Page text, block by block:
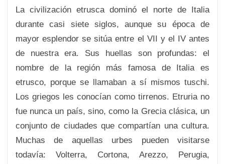
La civilización etrusca dominó el norte de Italia
durante casi siete siglos, aunque su época de
mayor esplendor se sitúa entre el VII y el IV antes
de nuestra era. Sus huellas son profundas: el
nombre de la región más famosa de Italia es
etrusco, porque se llamaban a sí mismos tuschi.
Los griegos les conocían como tirrenos. Etruria no
fue nunca un país, sino, como la Grecia clásica, un
conjunto de ciudades que compartían una cultura.
Muchas de aquellas urbes pueden visitarse
todavía: Volterra, Cortona, Arezzo, Perugia,